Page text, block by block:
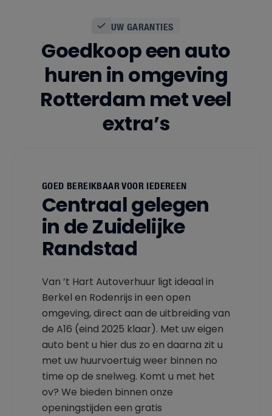
UW GARANTIES
Goedkoop een auto
huren in omgeving
Rotterdam met veel
extra’s
GOED BEREIKBAAR VOOR IEDEREEN
Centraal gelegen
in de Zuidelijke
Randstad
Van ’t Hart Autoverhuur ligt ideaal in
Berkel en Rodenrijs in een open
omgeving, direct aan de uitbreiding van
de A16 (eind 2025 klaar). Met uw eigen
auto bent u hier dus zo en daarna zit u
met uw huurvoertuig weer binnen no
time op de snelweg. Komt u met het
ov? We bieden binnen onze
openingstijden een gratis